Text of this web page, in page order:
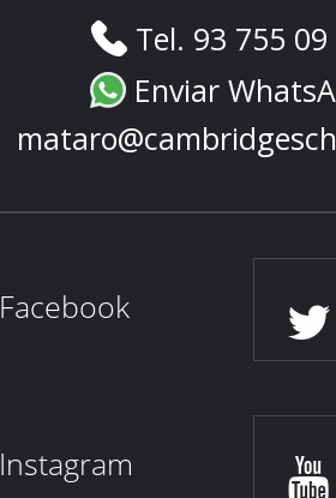
Tel. 93 755
Enviar
Facebook
Instagram